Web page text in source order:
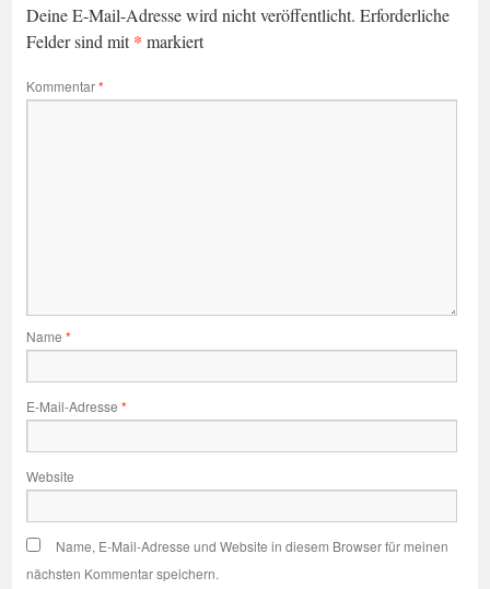
Deine E-Mail-Adresse wird nicht veröffentlicht. Erforderliche
Felder sind mit* markiert
Kommentar*
Name *
E-Mail-Adresse *
Website
Name, E-Mail-Adresse und Website in diesem Browser für meinen
nächsten Kommentar speichern.